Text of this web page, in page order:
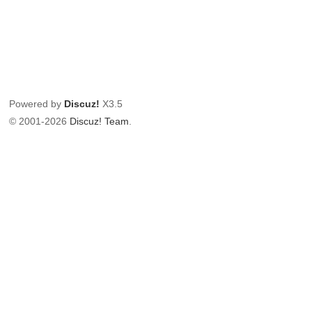
Powered by Discuz! X3.5
© 2001-2026 Discuz! Team